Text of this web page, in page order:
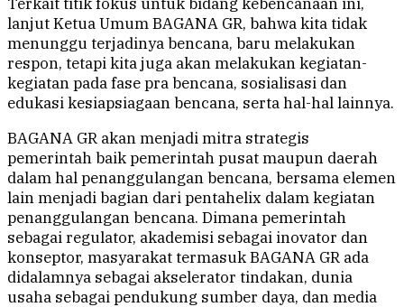
lanjut Ketua Umum BAGANA GR, bahwa kita tidak
menunggu terjadinya bencana, baru melakukan
respon, tetapi kita juga akan melakukan kegiatan-
kegiatan pada fase pra bencana, sosialisasi dan
edukasi kesiapsiagaan bencana, serta hal-hal lainnya.
BAGANA GR akan menjadi mitra strategis
pemerintah baik pemerintah pusat maupun daerah
dalam hal penanggulangan bencana, bersama elemen
lain menjadi bagian dari pentahelix dalam kegiatan
penanggulangan bencana. Dimana pemerintah
sebagai regulator, akademisi sebagai inovator dan
konseptor, masyarakat termasuk BAGANA GR ada
didalamnya sebagai akselerator tindakan, dunia
usaha sebagai pendukung sumber daya, dan media